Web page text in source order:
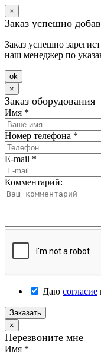
×
Заказ успешно
Заказ успешно
наш менеджер по
оk
×
Заказ оборудования
Имя *
Номер телефона *
E-mail *
Комментарий:
Даю согласие
Заказать
×
Перезвоните мне
Имя *